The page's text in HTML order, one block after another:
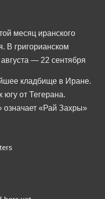
месяц иранского
В григорианском
— 22 сентября
кладбище в Иране.
югу от Тегерана.
«Рай Захры»